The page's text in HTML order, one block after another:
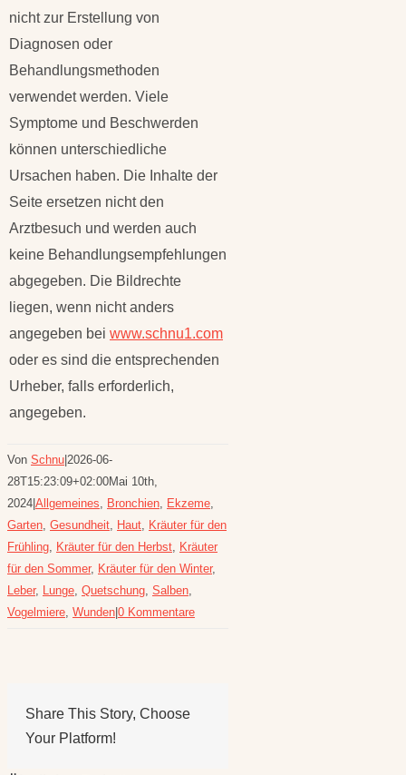
nicht zur Erstellung von
Diagnosen oder
Behandlungsmethoden
verwendet werden. Viele
Symptome und Beschwerden
können unterschiedliche
Ursachen haben. Die Inhalte der
Seite ersetzen nicht den
Arztbesuch und werden auch
keine Behandlungsempfehlungen
abgegeben. Die Bildrechte
liegen, wenn nicht anders
angegeben bei www.schnu1.com
oder es sind die entsprechenden
Urheber, falls erforderlich,
angegeben.
Von Schnu|2026-06-
28T15:23:09+02:00Mai 10th,
2024|Allgemeines Bronchien Ekzeme
Garten Gesundheit Haut Kräuter für den
Frühling Kräuter für den Herbst Kräuter
für den Sommer, Kräuter für den Winter,
Leber, Lunge Quetschung Salben
Vogelmiere Wunden|0 Kommentare
Share This Story, Choose
Your Platform!